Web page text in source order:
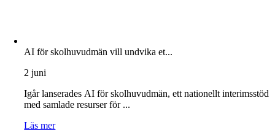
AI för skolhuvudmän vill undvika et...
2 juni
Igår lanserades AI för skolhuvudmän, ett nationellt interimsstöd
med samlade resurser för ...
Läs mer